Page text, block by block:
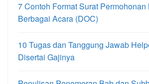
7 Contoh Format Surat
Berbagai Acara (DOC)
10 Tugas dan Tanggung Jawab
Disertai Gajinya